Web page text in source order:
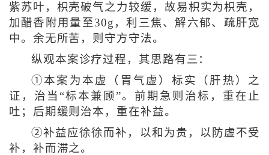
紫苏叶，枳壳破气之力较缓，故易枳实为枳壳，
加醋香附用量至30g，利三焦、解六郁、疏肝宽
中。余无所苦，则守方守法。
纵观本案诊疗过程，其思路有三：
①本案为本虚（胃气虚）标实（肝热）之
证，治当“标本兼顾”。前期急则治标，重在止
吐；后期缓则治本，重在补益。
②补益应徐徐而补，以和为贵，以防虚不受
补，补而滞之。